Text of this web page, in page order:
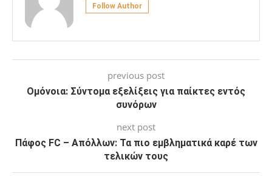
Follow Author
previous post
Ομόνοια: Σύντομα εξελίξεις για παίκτες εντός
συνόρων
next post
Πάφος FC – Απόλλων: Τα πιο εμβληματικά καρέ των
τελικών τους